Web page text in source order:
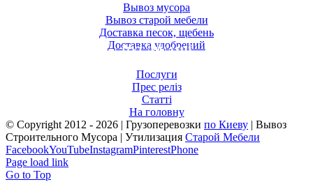
Вывоз мусора
Вывоз старой мебели
Доставка песок, щебень
Доставка удобрений
ПУБЛІКАЦІЇ
Послуги
Прес реліз
Статті
На головну
© Copyright 2012 - 2026 | Грузоперевозки по Киеву | Вывоз
Строительного Мусора | Утилизация Старой Мебели
FacebookYouTubeInstagramPinterestPhone
Page load link
Go to Top